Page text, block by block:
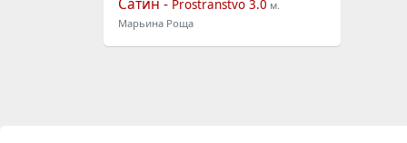
Сатин - Prostranstvo 3.0 м.
Марьина Роща